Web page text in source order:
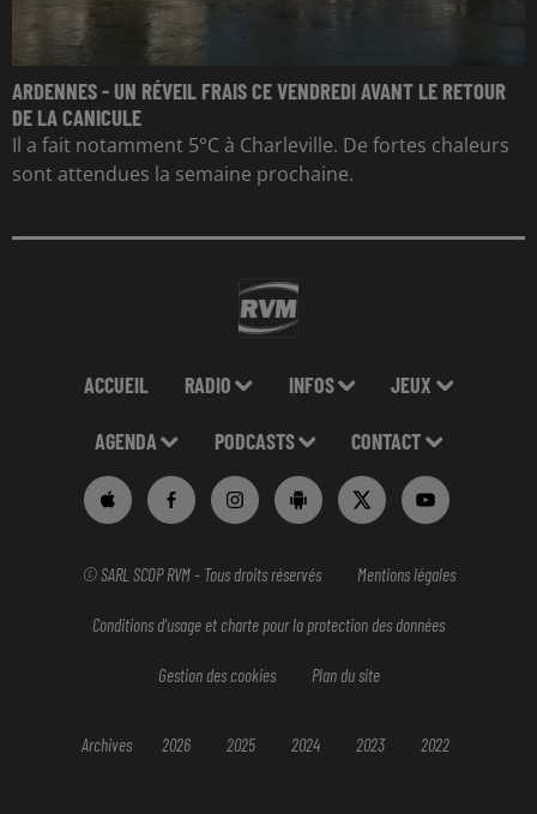
ARDENNES - UN RÉVEIL FRAIS CE VENDREDI AVANT LE RETOUR
DE LA CANICULE
Il a fait notamment 5°C à Charleville. De fortes chaleurs
sont attendues la semaine prochaine.
ACCUEIL RADIO INFOS JEUX
AGENDA PODCASTS CONTACT
© SARL SCOP RVM - Tous droits réservés Mentions légales
Conditions d'usage et charte pour la protection des données
Gestion des cookies Plan du site
Archives 2026 2025 2024 2023 2022